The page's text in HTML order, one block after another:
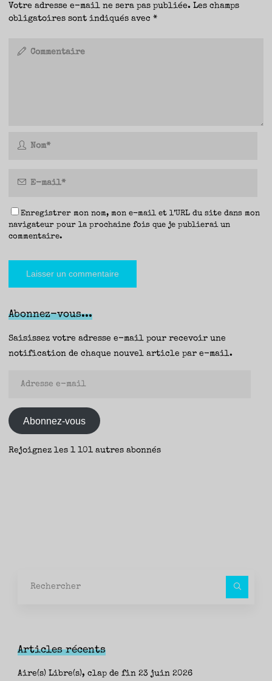
Votre adresse e-mail ne sera pas publiée. Les champs
obligatoires sont indiqués avec*
Enregistrer mon nom, mon e-mail et l’URL du site dans mon
navigateur pour la prochaine fois que je publierai un
commentaire.
Abonnez-vous...
Saisissez votre adresse e-mail pour recevoir une
notification de chaque nouvel article par e-mail.
mail
Abonnez-vous
Rejoignez les 1 101 autres abonnés
Articles récents
Aire(s) Libre(s), clap de fin 23 juin 2026